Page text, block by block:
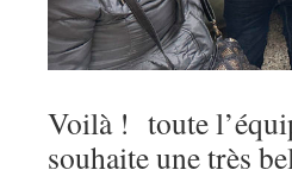
Voilà ! toute
souhaite une très